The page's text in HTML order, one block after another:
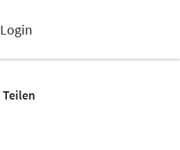
Login
Teilen